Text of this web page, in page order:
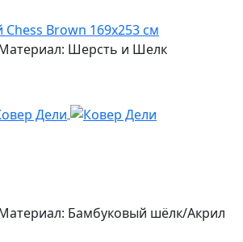
Brown 169x253 см
Шерсть и Шелк
Бамбуковый шёлк/Акрил